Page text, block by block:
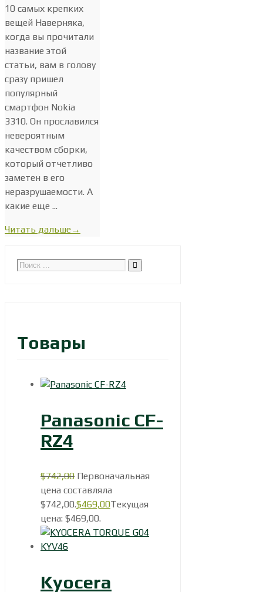
10 самых крепких
вещей Наверняка,
когда вы прочитали
название этой
статьи, вам в голову
сразу пришел
популярный
смартфон Nokia
3310. Он прославился
невероятным
качеством сборки,
который отчетливо
заметен в его
неразрушаемости. А
какие еще ...
Читать дальше→
Товары
Panasonic CF-
RZ4
$742,00 Первоначальная
цена составляла
$742,00.$469,00Текущая
цена: $469,00.
Kyocera